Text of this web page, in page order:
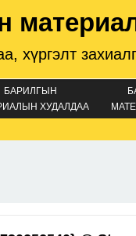
хүргэлт
БАРИЛГЫН
ХУДАЛДАА